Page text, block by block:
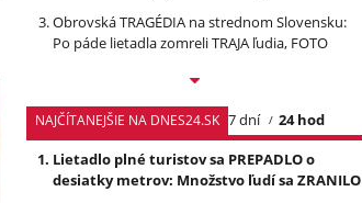
Obrovská TRAGÉDIA na strednom Slovensku:
Po páde lietadla zomreli TRAJA ľudia, FOTO
NAJČÍTANEJŠIE NA DNES24.SK 7 dní
24 hod
Lietadlo plné turistov sa PREPADLO o
desiatky metrov: Množstvo ľudí sa ZRANILO